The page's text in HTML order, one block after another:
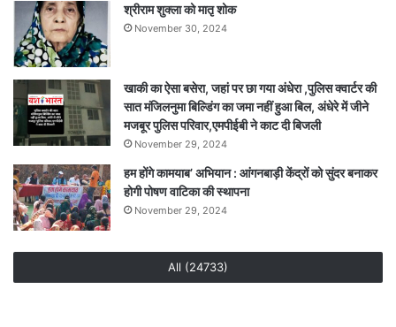
तैयारी
श्रीराम शुक्ला को मातृ शोक
November 30, 2024
खाकी का ऐसा बसेरा, जहां पर छा गया अंधेरा ,पुलिस क्वार्टर की
सात मंजिलनुमा बिल्डिंग का जमा नहीं हुआ बिल, अंधेरे में जीने
मजबूर पुलिस परिवार,एमपीईबी ने काट दी बिजली
November 29, 2024
हम होंगे कामयाब’ अभियान : आंगनबाड़ी केंद्रों को सुंदर बनाकर
होगी पोषण वाटिका की स्थापना
November 29, 2024
All (24733)